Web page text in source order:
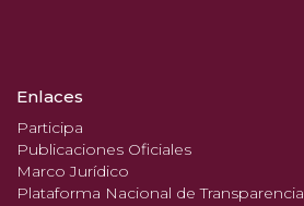
Enlaces
Participa
Publicaciones Oficiales
Marco Jurídico
Plataforma Nacional de Transparencia